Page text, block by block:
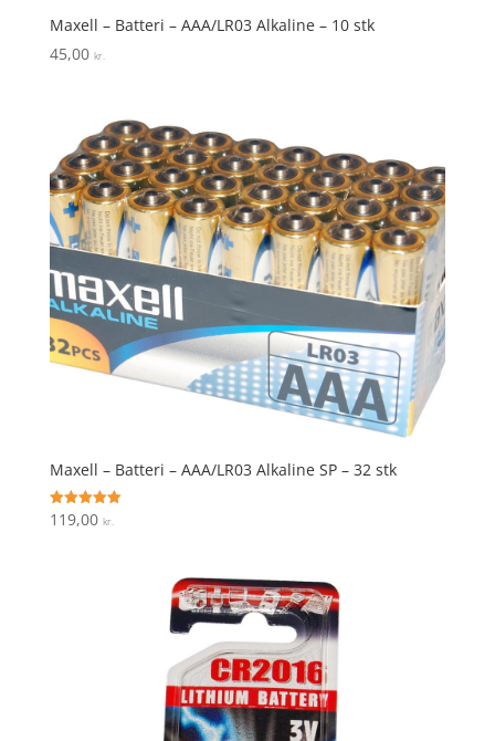
Maxell – Batteri – AAA/LR03 Alkaline – 10 stk
45,00 kr.
Maxell – Batteri – AAA/LR03 Alkaline SP – 32 stk
Vurderet
5
119,00 kr.